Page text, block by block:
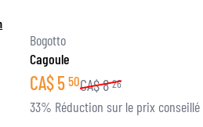
Bogotto
Cagoule
CA$5 50CA$8 26
33% Réduction sur le prix conseillé